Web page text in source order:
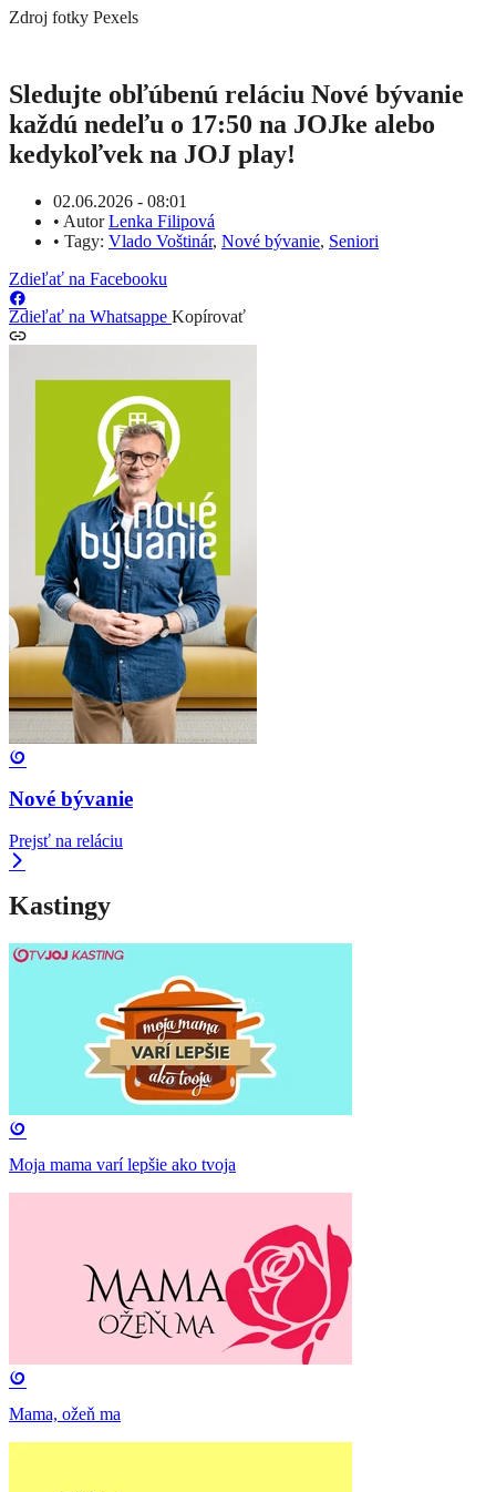
Zdroj fotky Pexels
Sledujte obľúbenú reláciu Nové bývanie
každú nedeľu o 17:50 na JOJke alebo
kedykoľvek na JOJ play!
02.06.2026 - 08:01
• AutorLenka Filipová
• Tagy: Vlado Voštinár, Nové bývanie, Seniori
Zdieľať na Facebooku
Zdieľať na Whatsappe Kopírovať
Nové bývanie
Prejsť na reláciu
Kastingy
Moja mama varí lepšie ako tvoja
Mama, ožeň ma